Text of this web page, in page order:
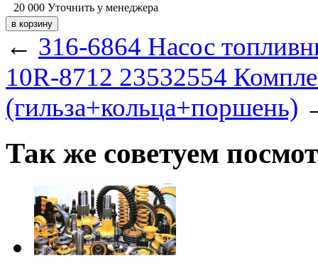
20 000 Уточнить у менеджера
← 316-6864 Насос
10R-8712 23532554
(гильза+кольца+поршень)
Так же советуем